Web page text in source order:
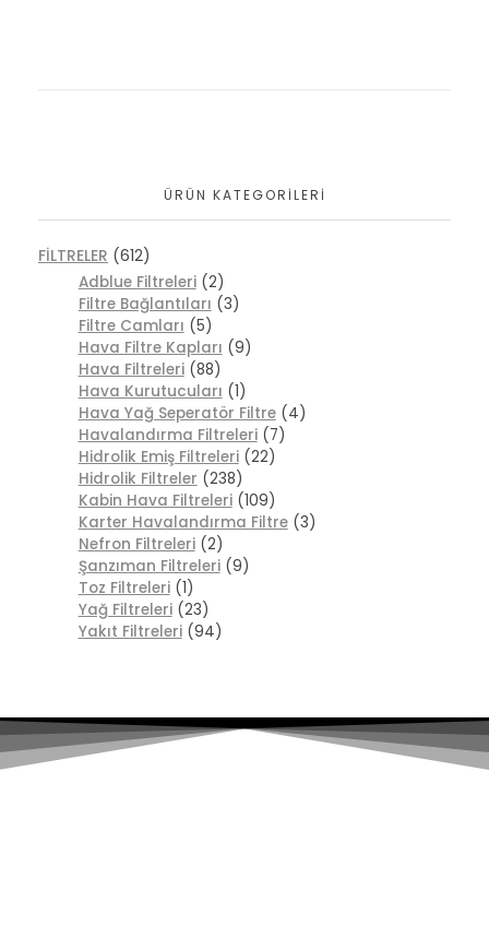
ÜRÜN KATEGORILERI
FİLTRELER (612)
Adblue Filtreleri (2)
Filtre Bağlantıları (3)
Filtre Camları (5)
Hava Filtre Kapları (9)
Hava Filtreleri (88)
Hava Kurutucuları (1)
Hava Yağ Seperatör Filtre (4)
Havalandırma Filtreleri (7)
Hidrolik Emiş Filtreleri (22)
Hidrolik Filtreler (238)
Kabin Hava Filtreleri (109)
Karter Havalandırma Filtre (3)
Nefron Filtreleri (2)
Şanzıman Filtreleri (9)
Toz Filtreleri (1)
Yağ Filtreleri (23)
Yakıt Filtreleri (94)